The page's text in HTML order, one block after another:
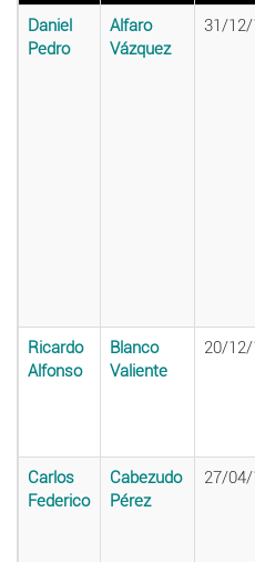
Daniel
Pedro
Alfaro
Vázquez
31/12/
Ricardo
Alfonso
Blanco
Valiente
20/
Carlos
Federico
Cabezudo
Pérez
27/